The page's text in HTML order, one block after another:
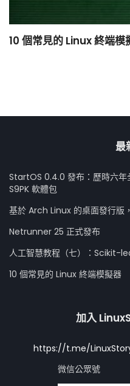
10 個常見的 Linux 終端模
最
StartOS 0.4.0 發布：歷時六年
S9PK 軟體包
基於 Arch Linux 的桌面發行版
Netrunner 25 正式發布
人工智慧教程（七）：Scikit-
10 個常見的 Linux 終端模擬器
加入
https://t.me/
微信公眾號